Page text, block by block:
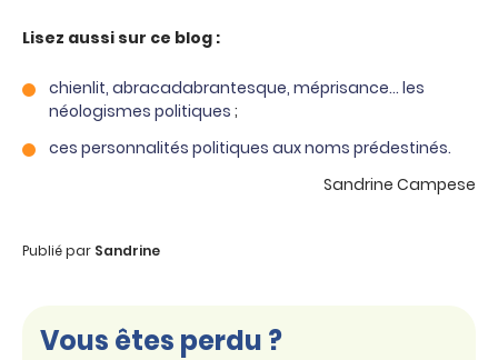
Lisez aussi sur ce blog :
chienlit, abracadabrantesque, méprisance… les
néologismes politiques ;
ces personnalités politiques aux noms prédestinés.
Sandrine Campese
Publié par Sandrine
Vous êtes perdu ?